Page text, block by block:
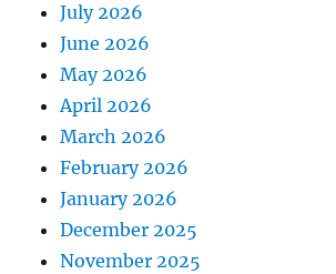
July 2026
June 2026
May 2026
April 2026
March 2026
February 2026
January 2026
December 2025
November 2025